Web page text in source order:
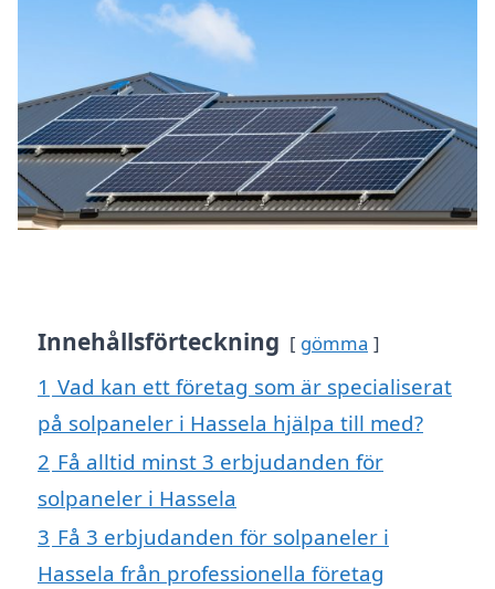
Innehållsförteckning gömma
1 Vad kan ett företag som är specialiserat
på solpaneler i Hassela hjälpa till med?
2 Få alltid minst 3 erbjudanden för
solpaneler i Hassela
3 Få 3 erbjudanden för solpaneler i
Hassela från professionella företag